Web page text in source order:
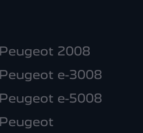
Peugeot 2008
Peugeot e-3008
Peugeot e-5008
Peugeot